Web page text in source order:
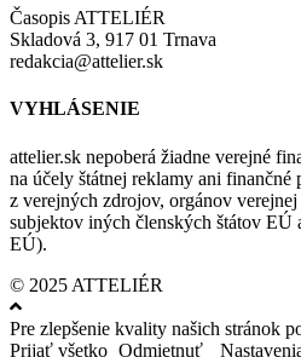
Časopis ATTELIÉR
Skladová 3, 917 01 Trnava
redakcia@attelier.sk
VYHLÁSENIE
attelier.sk nepoberá žiadne verejné
na účely štátnej reklamy ani
z verejných zdrojov, orgánov
subjektov iných členských štátov EÚ
EÚ).
© 2025 ATTELIÉR
Pre zlepšenie kvality našich stránok
Prijať všetko Odmietnuť